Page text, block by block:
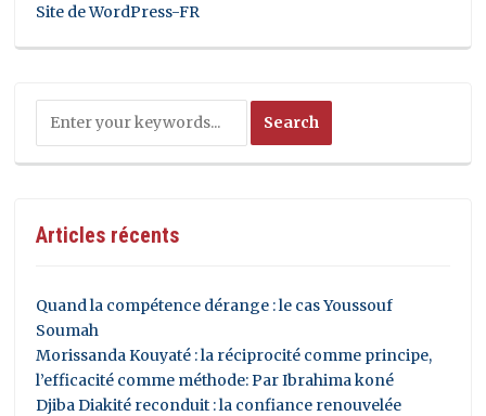
Site de WordPress-FR
Articles récents
Quand la compétence dérange : le cas Youssouf
Soumah
Morissanda Kouyaté : la réciprocité comme principe,
l’efficacité comme méthode: Par Ibrahima koné
Djiba Diakité reconduit : la confiance renouvelée